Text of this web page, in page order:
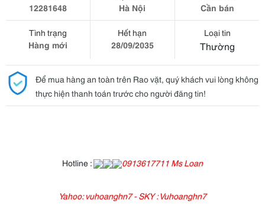
12281648
Hà Nội
Cần bán
Tình trạng
Hàng mới
Hết hạn
28/09/2035
Loại tin
Thường
Để mua hàng an toàn trên Rao vặt, quý khách vui lòng không
thực hiện thanh toán trước cho người đăng tin!
Hotline : 0913617711 Ms Loan
Yahoo: vuhoanghn7 - SKY : Vuhoanghn7